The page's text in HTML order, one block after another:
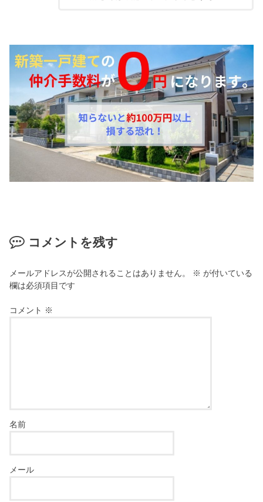
コメントを残す
メールアドレスが公開されることはありません。 ※ が付いている
欄は必須項目です
コメント ※
名前
メール